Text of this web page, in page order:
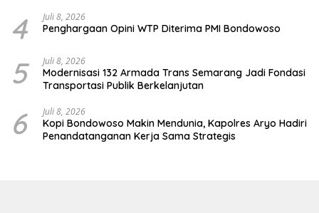
4 Juli 8, 2026
Penghargaan Opini WTP Diterima PMI Bondowoso
5 Juli 8, 2026
Modernisasi 132 Armada Trans Semarang Jadi Fondasi
Transportasi Publik Berkelanjutan
6 Juli 8, 2026
Kopi Bondowoso Makin Mendunia, Kapolres Aryo Hadiri
Penandatanganan Kerja Sama Strategis